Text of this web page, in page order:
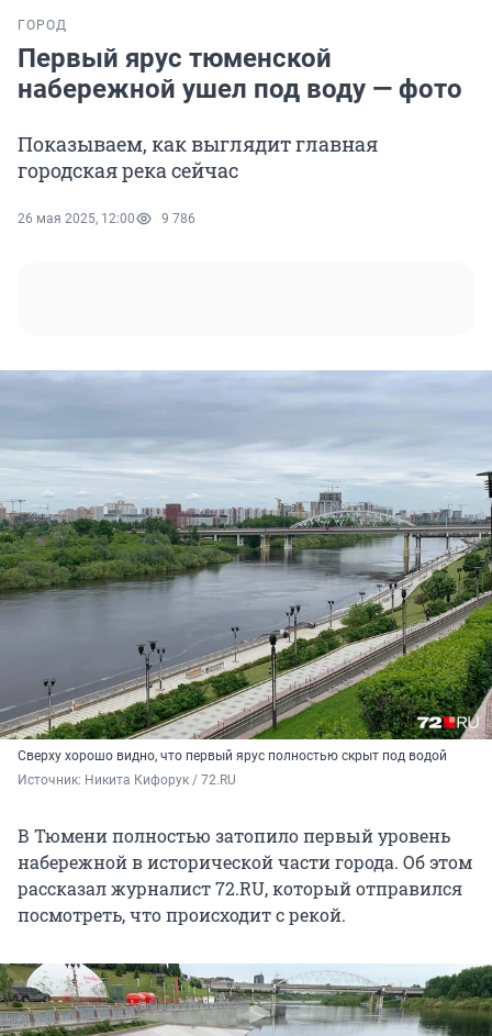
ГОРОД
Первый ярус тюменской
набережной ушел под воду — фото
Показываем, как выглядит главная
городская река сейчас
26 мая 2025, 12:00 9 786
Сверху хорошо видно, что первый ярус полностью скрыт под водой
Источник: Никита Кифорук / 72.RU
В Тюмени полностью затопило первый уровень
набережной в исторической части города. Об этом
рассказал журналист 72.RU, который отправился
посмотреть, что происходит с рекой.